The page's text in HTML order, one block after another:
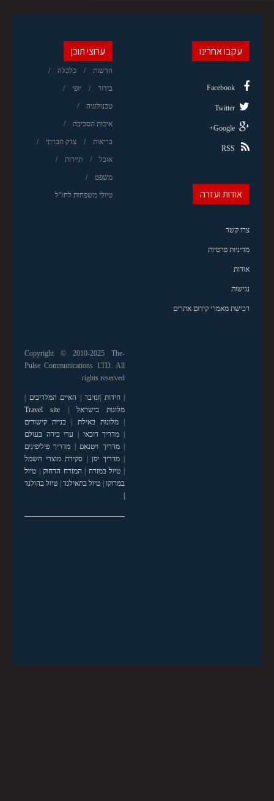
ערוצי תוכן
חדשות כלכלה
בידור יופי
טכנולוגיה
איכות הסביבה
בריאות צדק חברתי
אוכל תיירות
משפט
טיולי משפחות לחו"ל
עקבו אחרינו
Facebook
Twitter
Google+
RSS
אודות ועזרה
צרו קשר
מדיניות פרטיות
אודות
נגישות
רכישת מאמרי קידום אתרים
Copyright © 2010-2025 The-
Pulse Communications LTD. All
rights reserved
|חידות |זנזיבר | האיים המלדיבים |
מלונות בישראל |
Travel site
|מלונות באילת | בניית קישורים
| מדריך דובאי | ערי בירה בעולם
|מדריך ויטנאם | מדריך פיליפינים
|מדריך יפן | סקירת מוצרי חשמל
| טיול במזרח | המזרח הרחוק| טיול
במרוקו| טיול בתאילנד| טיול בהולנד
|